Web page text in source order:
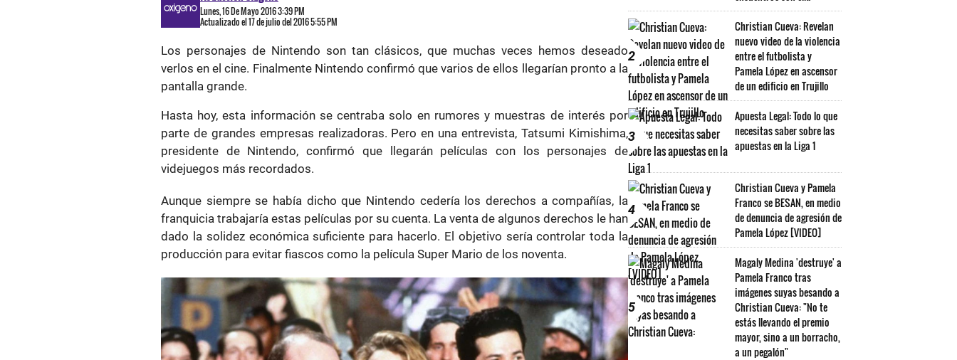
Lunes, 16 De Mayo 2016 3:39 PM
Actualizado el 17 de julio del 2016 5:55 PM
Los personajes de Nintendo son tan clásicos, que muchas veces hemos deseado
verlos en el cine. Finalmente Nintendo confirmó que varios de ellos llegarían pronto a la
pantalla grande.
Hasta hoy, esta información se centraba solo en rumores y muestras de interés por
parte de grandes empresas realizadoras. Pero en una entrevista, Tatsumi Kimishima,
presidente de Nintendo, confirmó que llegarán películas con los personajes de
videjuegos más recordados.
Aunque siempre se había dicho que Nintendo cedería los derechos a compañías, la
franquicia trabajaría estas películas por su cuenta. La venta de algunos derechos le han
dado la solidez económica suficiente para hacerlo. El objetivo sería controlar toda la
producción para evitar fiascos como la película Super Mario de los noventa.
2
Christian Cueva: Revelan
nuevo video de la violencia
entre el futbolista y
Pamela López en ascensor
de un edificio en Trujillo
3
Apuesta Legal: Todo lo que
necesitas saber sobre las
apuestas en la Liga 1
4
Christian Cueva y Pamela
Franco se BESAN, en medio
de denuncia de agresión de
Pamela López [VIDEO]
5
Magaly Medina 'destruye' a
Pamela Franco tras
imágenes suyas besando a
Christian Cueva: "No te
estás llevando el premio
mayor, sino a un borracho,
a un pegalón"